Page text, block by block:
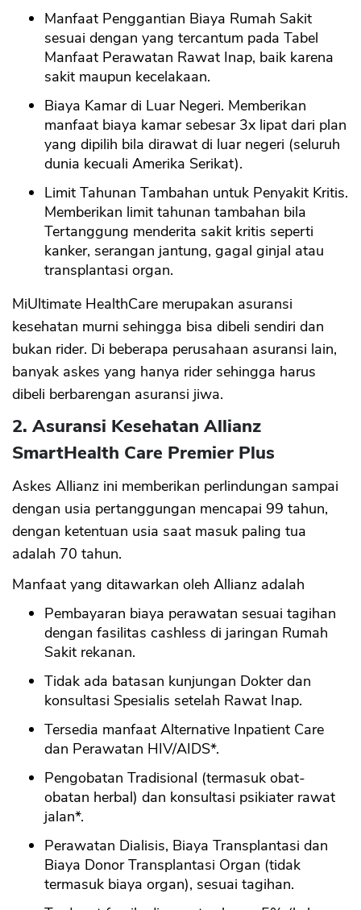
Manfaat Penggantian Biaya Rumah Sakit
sesuai dengan yang tercantum pada Tabel
Manfaat Perawatan Rawat Inap, baik karena
sakit maupun kecelakaan.
Biaya Kamar di Luar Negeri. Memberikan
manfaat biaya kamar sebesar 3x lipat dari plan
yang dipilih bila dirawat di luar negeri (seluruh
dunia kecuali Amerika Serikat).
Limit Tahunan Tambahan untuk Penyakit Kritis.
Memberikan limit tahunan tambahan bila
Tertanggung menderita sakit kritis seperti
kanker, serangan jantung, gagal ginjal atau
transplantasi organ.
MiUltimate HealthCare merupakan asuransi
kesehatan murni sehingga bisa dibeli sendiri dan
bukan rider. Di beberapa perusahaan asuransi lain,
banyak askes yang hanya rider sehingga harus
dibeli berbarengan asuransi jiwa.
2. Asuransi Kesehatan Allianz
SmartHealth Care Premier Plus
Askes Allianz ini memberikan perlindungan sampai
dengan usia pertanggungan mencapai 99 tahun,
dengan ketentuan usia saat masuk paling tua
adalah 70 tahun.
Manfaat yang ditawarkan oleh Allianz adalah
Pembayaran biaya perawatan sesuai tagihan
dengan fasilitas cashless di jaringan Rumah
Sakit rekanan.
Tidak ada batasan kunjungan Dokter dan
konsultasi Spesialis setelah Rawat Inap.
Tersedia manfaat Alternative Inpatient Care
dan Perawatan HIV/AIDS*.
Pengobatan Tradisional (termasuk obat-
obatan herbal) dan konsultasi psikiater rawat
jalan*.
Perawatan Dialisis, Biaya Transplantasi dan
Biaya Donor Transplantasi Organ (tidak
termasuk biaya organ), sesuai tagihan.